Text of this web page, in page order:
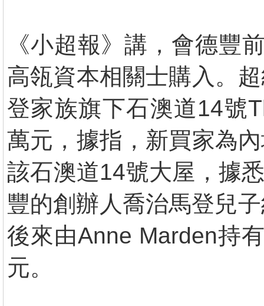
《小超報》講，會德豐
高瓴資本相關士購入。
登家族旗下石澳道14號
萬元，據指，新買家為
該石澳道14號大屋，據
豐的創辦人喬治馬登兒
後來由Anne Marden持
元。